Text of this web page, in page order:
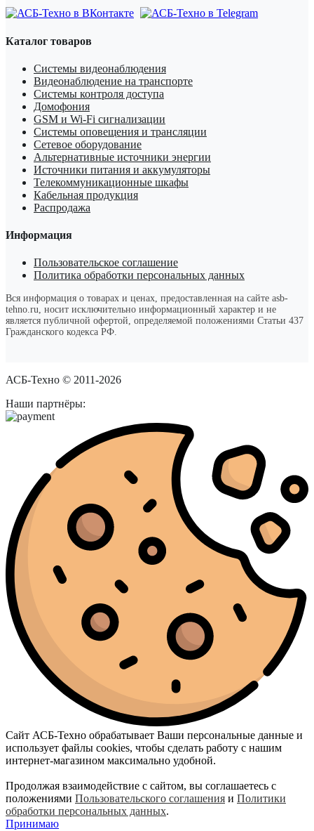
Каталог товаров
Системы видеонаблюдения
Видеонаблюдение на транспорте
Системы контроля доступа
Домофония
GSM и Wi-Fi сигнализации
Системы оповещения и трансляции
Сетевое оборудование
Альтернативные источники энергии
Источники питания и аккумуляторы
Телекоммуникационные шкафы
Кабельная продукция
Распродажа
Информация
Пользовательское соглашение
Политика обработки персональных данных
Вся информация о товарах и ценах, предоставленная на сайте asb-
tehno.ru, носит исключительно информационный характер и не
является публичной офертой, определяемой положениями Статьи 437
Гражданского кодекса РФ.
АСБ-Техно © 2011-2026
Наши партнёры:
Сайт АСБ-Техно обрабатывает Ваши персональные данные и
использует файлы cookies, чтобы сделать работу с нашим
интернет-магазином максимально удобной.
Продолжая взаимодействие с сайтом, вы соглашаетесь с
положениями Пользовательского соглашения и Политики
обработки персональных данных.
Принимаю